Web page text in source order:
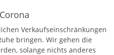
Verkaufseinschränkungen
bringen. Wir gehen die
solange nichts anderes